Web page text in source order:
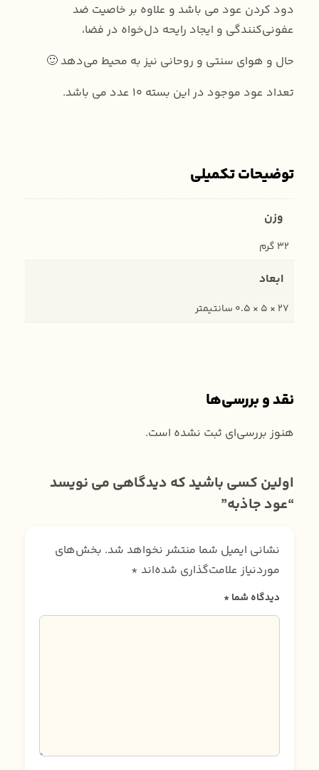
دود کردن عود می باشد و علاوه بر خاصیت ضد
عفونی‌کنندگی و ایجاد رایحه دل‌خواه در فضا،
حال و هوای سنتی و روحانی نیز به محیط می‌دهد 🙂
تعداد عود موجود در این بسته 10 عدد می باشد.
توضیحات تکمیلی
وزن
32 گرم
ابعاد
27 × 5 × 0.5 سانتیمتر
نقد و بررسی‌ها
هنوز بررسی‌ای ثبت نشده است.
اولین کسی باشید که دیدگاهی می نویسد
“عود جاذبه”
نشانی ایمیل شما منتشر نخواهد شد. بخش‌های
موردنیاز علامت‌گذاری شده‌اند *
دیدگاه شما*